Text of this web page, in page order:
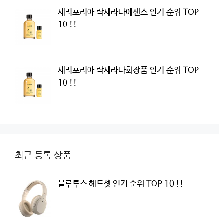
세리포리아 락세라타에센스 인기 순위 TOP
10 !!
세리포리아 락세라타화장품 인기 순위 TOP
10 !!
최근 등록 상품
블루투스 헤드셋 인기 순위 TOP 10 !!